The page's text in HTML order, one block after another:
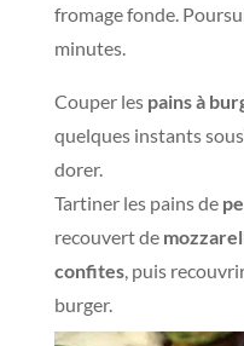
fromage fonde.
minutes.
Couper les pains à
quelques instants
dorer.
Tartiner les pains de
recouvert de
confites, puis
burger.